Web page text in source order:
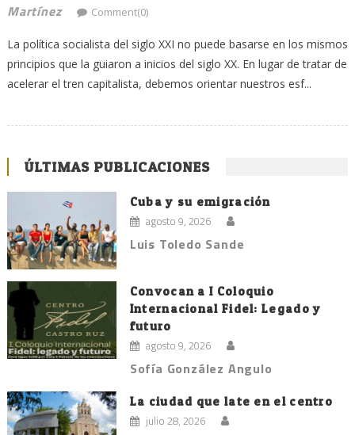
Martínez
Comment(0)
La política socialista del siglo XXI no puede basarse en los mismos
principios que la guiaron a inicios del siglo XX. En lugar de tratar de
acelerar el tren capitalista, debemos orientar nuestros esf...
ÚLTIMAS PUBLICACIONES
Cuba y su emigración
agosto 9, 2026
Luis Toledo Sande
Convocan a I Coloquio
Internacional Fidel: Legado y
futuro
agosto 9, 2026
Sofía González Angulo
La ciudad que late en el centro
julio 28, 2026